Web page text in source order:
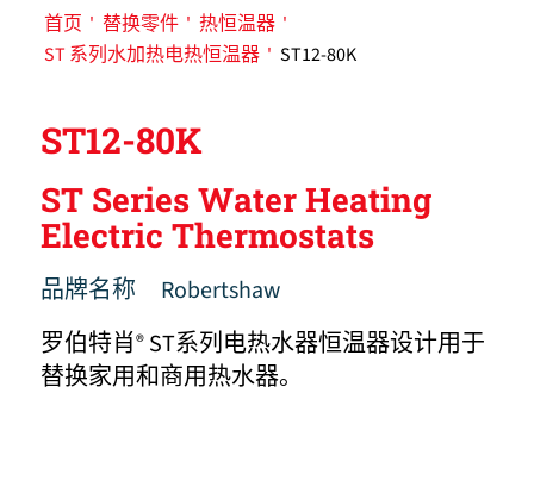
首页 ' 替换零件 ' 热恒温器 '
ST 系列水加热电热恒温器 ' ST12-80K
ST12-80K
ST Series Water Heating
Electric Thermostats
品牌名称
Robertshaw
罗伯特肖®ST系列电热水器恒温器设计用于
替换家用和商用热水器。